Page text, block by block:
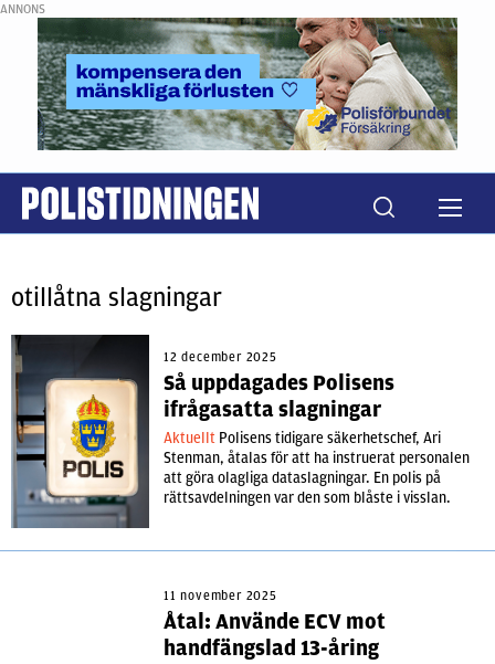
ANNONS
otillåtna slagningar
12 december 2025
Så uppdagades Polisens
ifrågasatta slagningar
Aktuellt Polisens tidigare säkerhetschef, Ari
Stenman, åtalas för att ha instruerat personalen
att göra olagliga dataslagningar. En polis på
rättsavdelningen var den som blåste i visslan.
11 november 2025
Åtal: Använde ECV mot
handfängslad 13-åring